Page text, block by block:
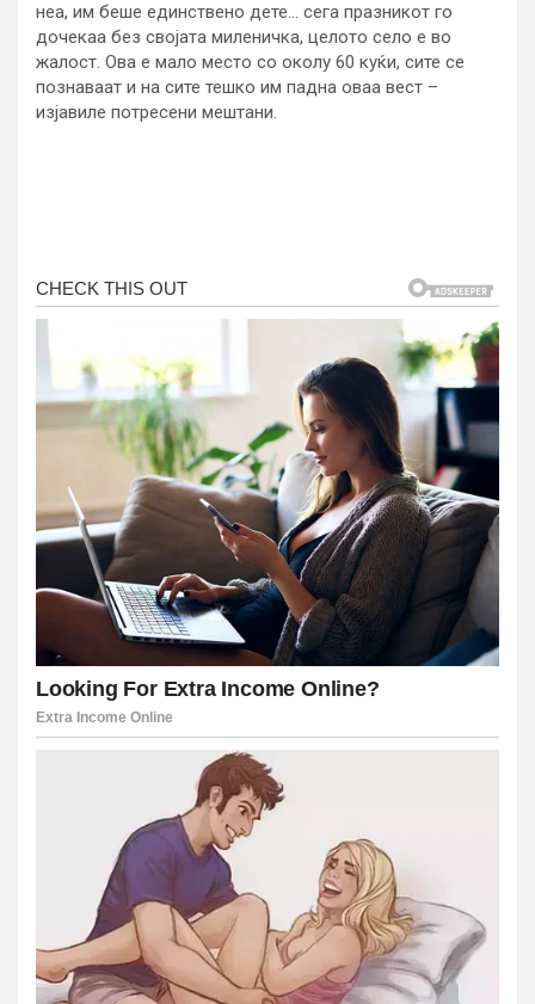
неа, им беше единствено дете… сега празникот го
дочекаа без својата миленичка, целото село е во
жалост. Ова е мало место со околу 60 куќи, сите се
познаваат и на сите тешко им падна оваа вест –
изјавиле потресени мештани.